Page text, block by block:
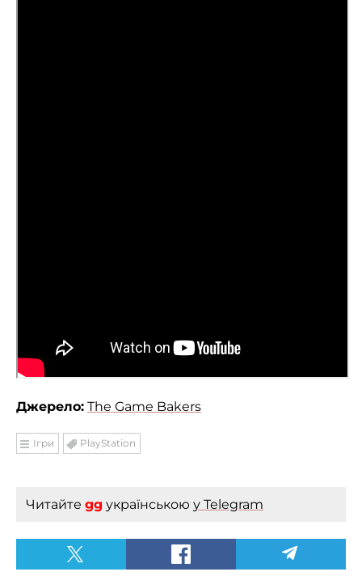
Джерело: The Game Bakers
Ігри PlayStation
Читайте gg українською у Telegram